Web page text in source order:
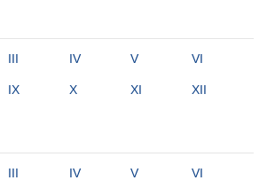
III IV V VI
IX X XI XII
III IV V VI